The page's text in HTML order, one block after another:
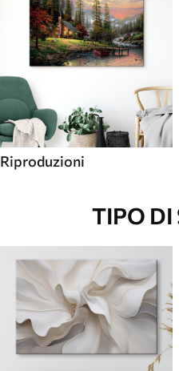
Riproduzioni
TIPO DI